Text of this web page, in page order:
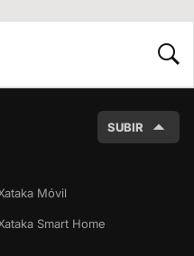
SUBIR
Móvil
Smart Home